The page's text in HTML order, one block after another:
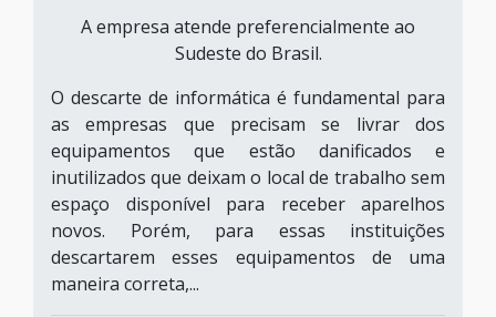
A empresa atende preferencialmente ao
Sudeste do Brasil.
O descarte de informática é fundamental para
as empresas que precisam se livrar dos
equipamentos que estão danificados e
inutilizados que deixam o local de trabalho sem
espaço disponível para receber aparelhos
novos. Porém, para essas instituições
descartarem esses equipamentos de uma
maneira correta,...